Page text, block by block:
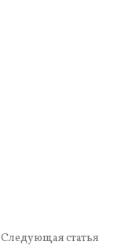
Следующая статья